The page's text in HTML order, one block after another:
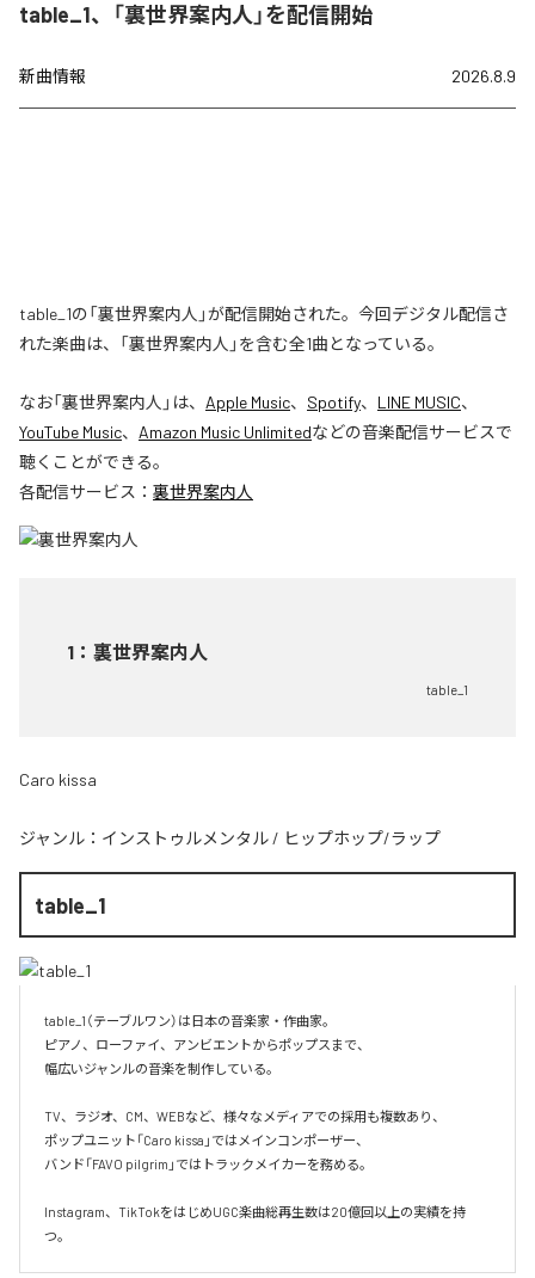
table_1、「裏世界案内人」を配信開始
新曲情報 2026.8.9
table_1の「裏世界案内人」が配信開始された。今回デジタル配信さ
れた楽曲は、「裏世界案内人」を含む全1曲となっている。
なお「裏世界案内人 」は、 Apple Music、 Spotify、 LINE MUSIC、
YouTube Music、 Amazon Music Unlimitedなどの音楽配信サービスで
聴くことができる。
各配信サービス： 裏世界案内人
1 ： 裏世界案内人
table_1
Caro kissa
ジャンル： インストゥルメンタル / ヒップホップ/ラップ
table_1
table_1（テーブルワン）は日本の音楽家・作曲家。
ピアノ、ローファイ、アンビエントからポップスまで、
幅広いジャンルの音楽を制作している。
TV、ラジオ、CM、WEBなど、様々なメディアでの採用も複数あり、
ポップユニット「Caro kissa」ではメインコンポーザー、
バンド「FAVO pilgrim」ではトラックメイカーを務める。
Instagram、TikTokをはじめUGC楽曲総再生数は20億回以上の実績を持
つ。